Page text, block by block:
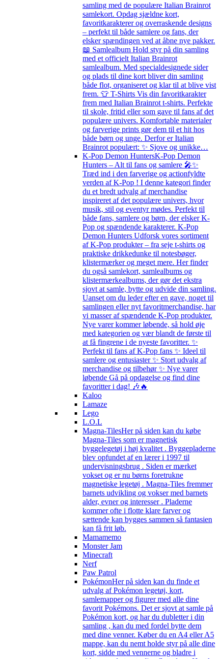
samling med de populære Italian Brainrot
samlekort. Opdag sjældne kort,
favoritkarakterer og overraskende designs
– perfekt til både samlere og fans, der
elsker spændingen ved at åbne nye pakker.
📖 Samlealbum Hold styr på din samling
med et officielt Italian Brainrot
samlealbum. Med specialdesignede sider
og plads til dine kort bliver din samling
både flot, organiseret og klar til at blive vist
frem. 👕 T-Shirts Vis din favoritkarakter
frem med Italian Brainrot t-shirts. Perfekte
til skole, fritid eller som gave til fans af det
populære univers. Komfortable materialer
og farverige prints gør dem til et hit hos
både børn og unge. Derfor er Italian
Brainrot populært: ✨ Sjove og unikke…
K-Pop Demon HuntersK-Pop Demon
Hunters – Alt til fans og samlere 🎤✨
Træd ind i den farverige og actionfyldte
verden af K-Pop ! I denne kategori finder
du et bredt udvalg af merchandise
inspireret af det populære univers, hvor
musik, stil og eventyr mødes. Perfekt til
både fans, samlere og børn, der elsker K-
Pop og spændende karakterer. K-Pop
Demon Hunters Udforsk vores sortiment
af K-Pop produkter – fra seje t-shirts og
praktiske drikkedunke til notesbøger,
klistermærker og meget mere. Her finder
du også samlekort, samlealbums og
klistermærkealbums, der gør det ekstra
sjovt at samle, bytte og udvide din samling.
Uanset om du leder efter en gave, noget til
samlingen eller nyt favoritmerchandise, har
vi masser af spændende K-Pop produkter.
Nye varer kommer løbende, så hold øje
med kategorien og vær blandt de første til
at få fingrene i de nyeste favoritter. ✨
Perfekt til fans af K-Pop fans ✨ Ideel til
samlere og entusiaster ✨ Stort udvalg af
merchandise og tilbehør ✨ Nye varer
løbende Gå på opdagelse og find dine
favoritter i dag! 🎶🔥
Kaloo
Lamaze
Lego
L.O.L
Magna-TilesHer på siden kan du købe
Magna-Tiles som er magnetisk
byggelegetøj i høj kvalitet . Byggepladerne
blev opfundet af en lærer i 1997 til
undervisningsbrug . Siden er mærket
vokset og er nu børns foretrukne
magnetiske legetøj . Magna-Tiles fremmer
barnets udvikling og vokser med barnets
alder, evner og interesser . Pladerne
kommer ofte i flotte klare farver og
sættende kan bygges sammen så fantasien
kan få frit løb.
Mamamemo
Monster Jam
Minecraft
Nerf
Paw Patrol
PokémonHer på siden kan du finde et
udvalg af Pokémon legetøj, kort,
samlemapper og figurer med alle dine
favorit Pokémons. Det er sjovt at samle på
Pokémon kort, og har du dubletter i din
samling , kan du med fordel bytte dem
med dine venner. Køber du en A4 eller A5
mappe, kan du nemt holde styr på alle dine
kort, sidde med vennerne og bladre i